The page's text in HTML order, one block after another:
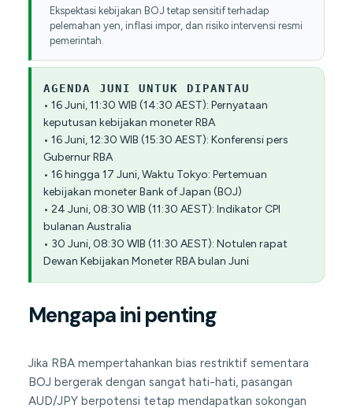
Ekspektasi kebijakan BOJ tetap sensitif terhadap
pelemahan yen, inflasi impor, dan risiko intervensi resmi
pemerintah.
AGENDA JUNI UNTUK DIPANTAU
• 16 Juni, 11:30 WIB (14:30 AEST): Pernyataan
keputusan kebijakan moneter RBA
• 16 Juni, 12:30 WIB (15:30 AEST): Konferensi pers
Gubernur RBA
• 16 hingga 17 Juni, Waktu Tokyo: Pertemuan
kebijakan moneter Bank of Japan (BOJ)
• 24 Juni, 08:30 WIB (11:30 AEST): Indikator CPI
bulanan Australia
• 30 Juni, 08:30 WIB (11:30 AEST): Notulen rapat
Dewan Kebijakan Moneter RBA bulan Juni
Mengapa ini penting
Jika RBA mempertahankan bias restriktif sementara
BOJ bergerak dengan sangat hati-hati, pasangan
AUD/JPY berpotensi tetap mendapatkan sokongan